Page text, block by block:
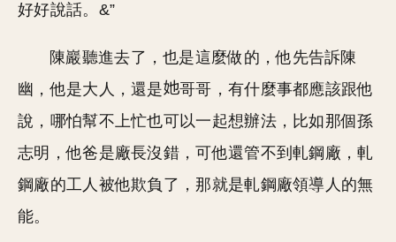
好好說話。&”
陳巖聽進去了，也是這麼做的，他先告訴陳
幽，他是大人，還是
哥哥，有什麼事都應該跟他
說，哪怕幫不上忙也可以一起想辦法，比如那個孫
志明，他爸是廠長沒錯，可他還管不到軋鋼廠，軋
鋼廠的工人被他欺負了，那就是軋鋼廠領導人的無
能。